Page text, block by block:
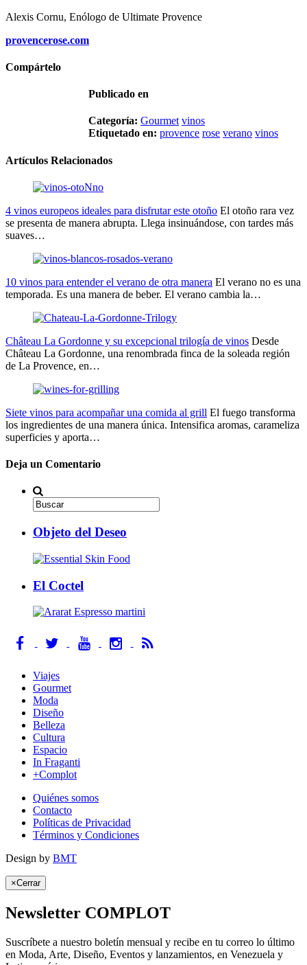
Alexis Cornu, Enólogo de Ultimate Provence
provencerose.com
Compártelo
Publicado en
Categorí­a: Gourmet vinos
Etiquetado en: provence rose verano vinos
Artículos Relacionados
4 vinos europeos ideales para disfrutar este otoño El otoño rara vez
se presenta de manera abrupta. Llega insinuándose, con tardes más
suaves…
10 vinos para entender el verano de otra manera El verano no es una
temporada. Es una manera de beber. El verano cambia la…
Château La Gordonne y su excepcional trilogía de vinos Desde
Château La Gordonne, una renombrada finca de la soleada región
de La Provence, en…
Siete vinos para acompañar una comida al grill El fuego transforma
los ingredientes de una manera única. Intensifica aromas, carameliza
superficies y aporta…
Deja un Comentario
Objeto del Deseo
El Coctel
Viajes
Gourmet
Moda
Diseño
Belleza
Cultura
Espacio
In Fraganti
+Complot
Quiénes somos
Contacto
Políticas de Privacidad
Términos y Condiciones
Design by BMT
×Cerrar
Newsletter COMPLOT
Suscríbete a nuestro boletín mensual y recibe en tu correo lo último
en Moda, Arte, Diseño, Eventos y lanzamientos, en Venezuela y